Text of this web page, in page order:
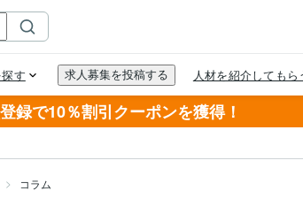
録で10％割引クーポンを獲得！
コラム